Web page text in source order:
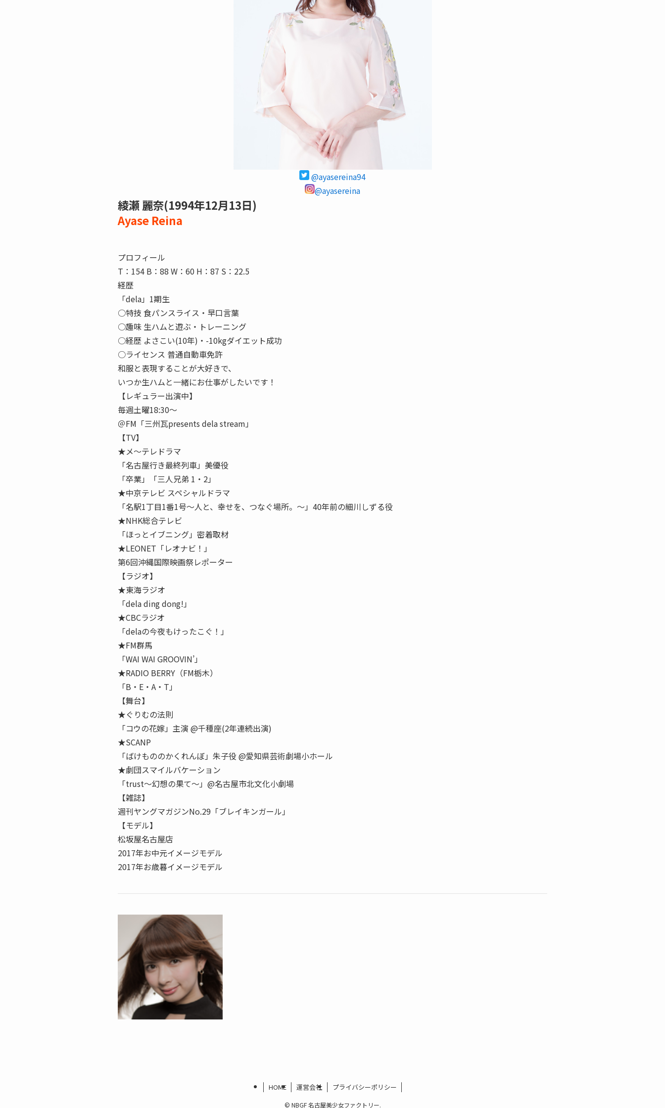
@ayasereina94
@ayasereina
綾瀬 麗奈(1994年12月13日)
Ayase Reina
プロフィール
T：154 B：88 W：60 H：87 S：22.5
経歴
「dela」1期生
○特技 食パンスライス・早口言葉
○趣味 生ハムと遊ぶ・トレーニング
○経歴 よさこい(10年)・-10kgダイエット成功
○ライセンス 普通自動車免許
和服と表現することが大好きで、
いつか生ハムと一緒にお仕事がしたいです！
【レギュラー出演中】
毎週土曜18:30～
＠FM「三州瓦presents dela stream」
【TV】
★メ〜テレドラマ
「名古屋行き最終列車」美優役
「卒業」「三人兄弟 1・2」
★中京テレビ スペシャルドラマ
「名駅1丁目1番1号〜人と、幸せを、つなぐ場所。〜」40年前の細川しずる役
★NHK総合テレビ
「ほっとイブニング」密着取材
★LEONET「レオナビ！」
第6回沖縄国際映画祭レポーター
【ラジオ】
★東海ラジオ
「dela ding dong!」
★CBCラジオ
「delaの今夜もけったこぐ！」
★FM群馬
「WAI WAI GROOVIN’」
★RADIO BERRY（FM栃木）
「B・E・A・T」
【舞台】
★ぐりむの法則
「コウの花嫁」主演 @千種座(2年連続出演)
★SCANP
「ばけもののかくれんぼ」朱子役 @愛知県芸術劇場小ホール
★劇団スマイルバケーション
「trust〜幻想の果て〜」@名古屋市北文化小劇場
【雑誌】
週刊ヤングマガジンNo.29「ブレイキンガール」
【モデル】
松坂屋名古屋店
2017年お中元イメージモデル
2017年お歳暮イメージモデル
HOME 運営会社 プライバシーポリシー
© NBGF 名古屋美少女ファクトリー.